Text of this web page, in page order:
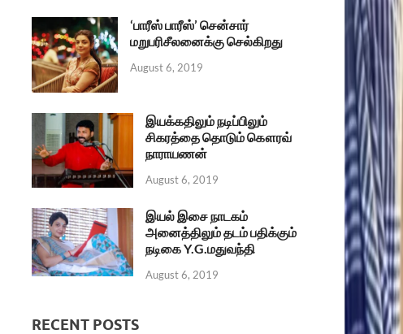
‘பாரீஸ் பாரீஸ்’ சென்சார்
மறுபரிசீலனைக்கு செல்கிறது
August 6, 2019
இயக்கதிலும் நடிப்பிலும்
சிகரத்தை தொடும் கௌரவ்
நாராயணன்
August 6, 2019
இயல் இசை நாடகம்
அனைத்திலும் தடம் பதிக்கும்
நடிகை Y.G.மதுவந்தி
August 6, 2019
RECENT POSTS